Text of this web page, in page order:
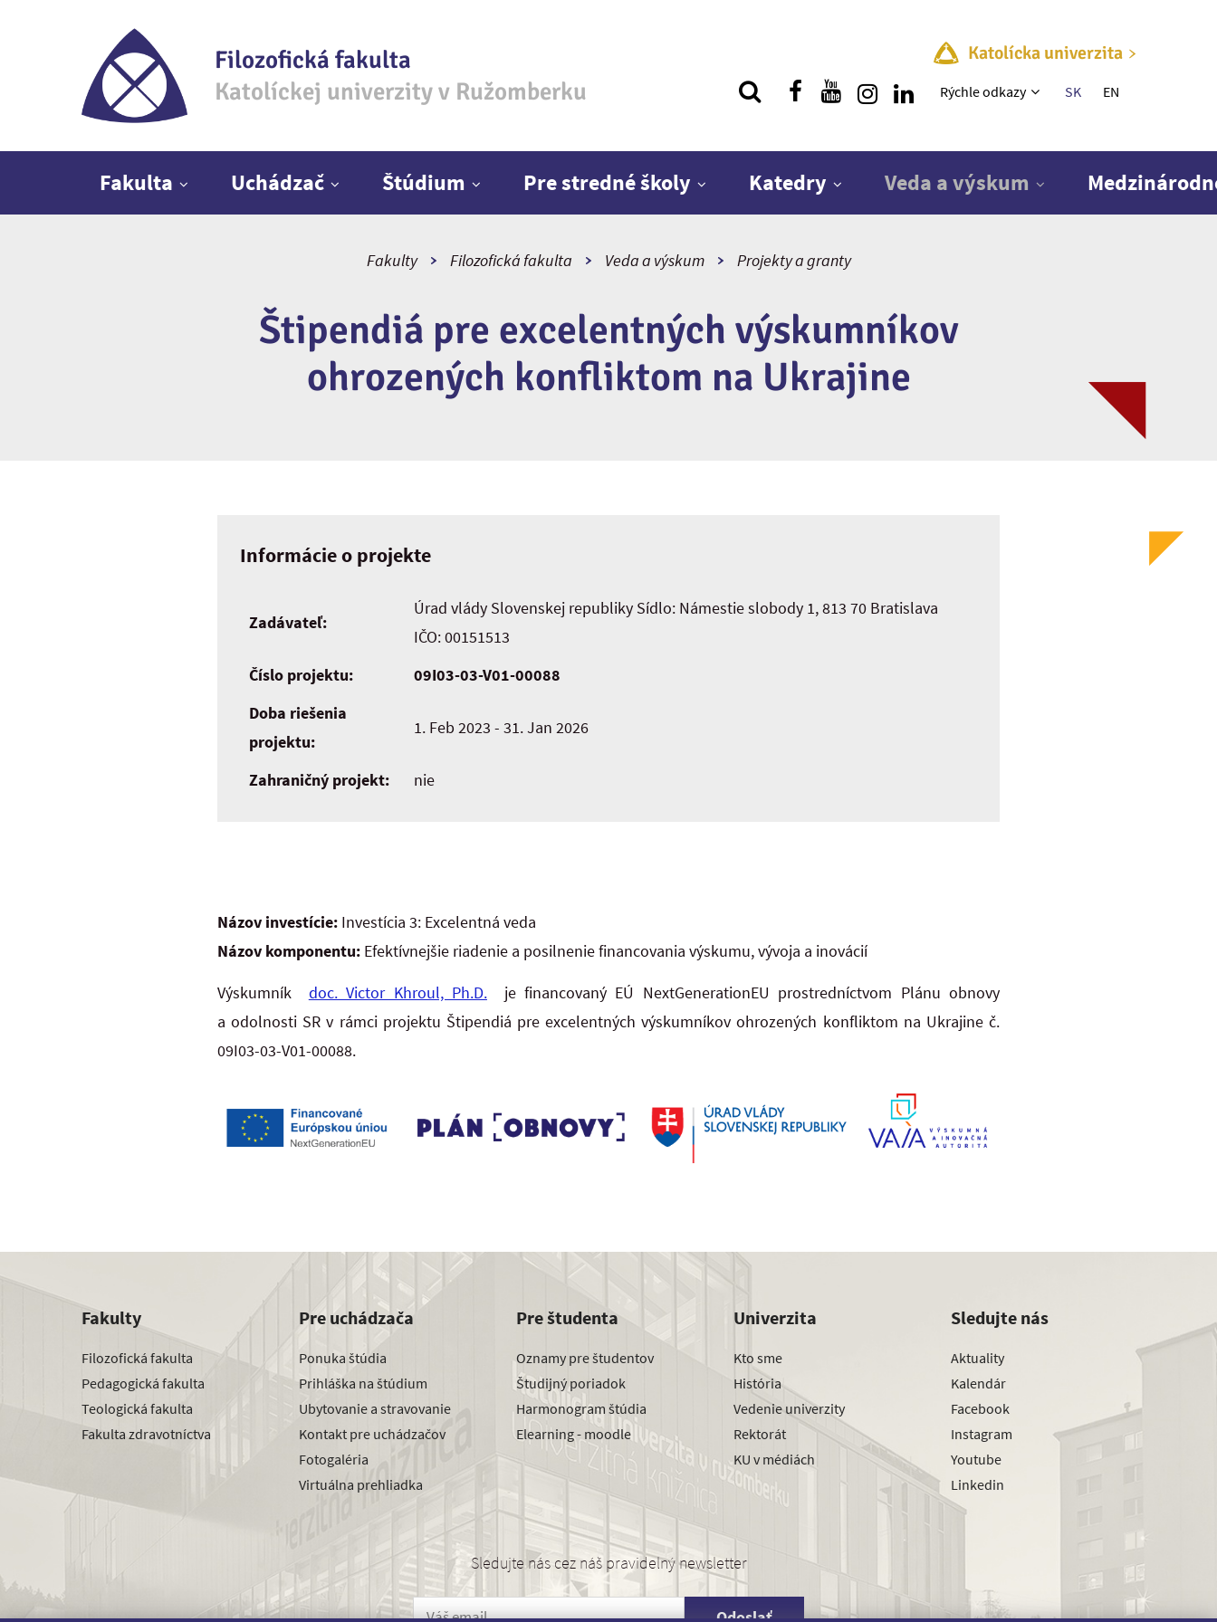
Filozofická fakulta
Katolíckej univerzity v Ružomberku
Katolícka univerzita
Rýchle menu
Rýchle odkazy SK EN
Fakulta Uchádzač Štúdium Pre stredné školy Katedry Veda a výskum
Fakulty Filozofická fakulta Veda a výskum Projekty a granty
Štipendiá pre excelentných výskumníkov
ohrozených konfliktom na Ukrajine
Informácie o projekte
Zadávateľ:
Úrad vlády Slovenskej republiky Sídlo: Námestie slobody 1, 813 70 Bratislava
IČO: 00151513
Číslo projektu:
09I03-03-V01-00088
Doba riešenia
projektu:
1. Feb 2023 - 31. Jan 2026
Zahraničný projekt: nie
Názov investície: Investícia 3: Excelentná veda
Názov komponentu: Efektívnejšie riadenie a posilnenie financovania výskumu, vývoja a inovácií
Výskumník doc. Victor Khroul, Ph.D.je financovaný EÚ NextGenerationEU prostredníctvom Plánu obnovy
a odolnosti SR v rámci projektu Štipendiá pre excelentných výskumníkov ohrozených konfliktom na Ukrajine č.
09I03-03-V01-00088.
Fakulty
Filozofická fakulta
Pedagogická fakulta
Teologická fakulta
Fakulta zdravotníctva
Pre uchádzača
Ponuka štúdia
Prihláška na štúdium
Ubytovanie a stravovanie
Kontakt pre uchádzačov
Fotogaléria
Virtuálna prehliadka
Pre študenta
Oznamy pre študentov
Študijný poriadok
Harmonogram štúdia
Elearning - moodle
Univerzita
Kto sme
História
Vedenie univerzity
Rektorát
KU v médiách
Sledujte nás
Aktuality
Kalendár
Facebook
Instagram
Youtube
Linkedin
Sledujte nás cez náš pravidelný newsletter
Odoslať